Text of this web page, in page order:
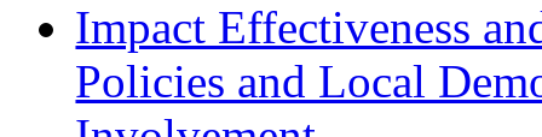
Impact Effectiveness
Policies and Local